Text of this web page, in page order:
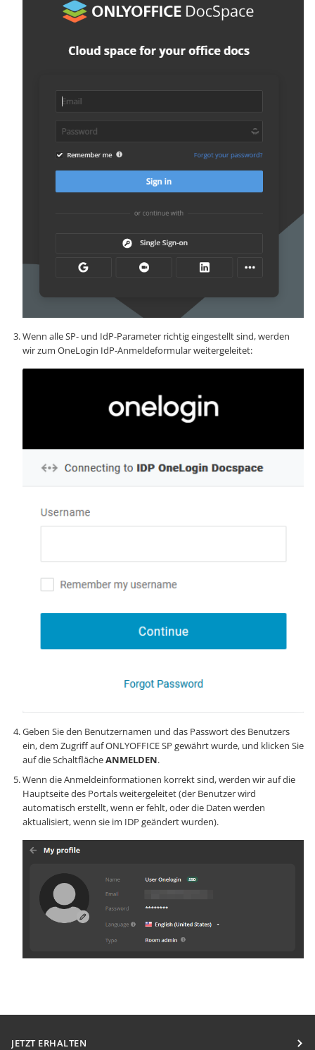
Wenn alle SP- und IdP-Parameter richtig eingestellt sind, werden
wir zum OneLogin IdP-Anmeldeformular weitergeleitet:
Geben Sie den Benutzernamen und das Passwort des Benutzers
ein, dem Zugriff auf ONLYOFFICE SP gewährt wurde, und klicken Sie
auf die SchaltflächeANMELDEN.
Wenn die Anmeldeinformationen korrekt sind, werden wir auf die
Hauptseite des Portals weitergeleitet (der Benutzer wird
automatisch erstellt, wenn er fehlt, oder die Daten werden
aktualisiert, wenn sie im IDP geändert wurden).
JETZT ERHALTEN